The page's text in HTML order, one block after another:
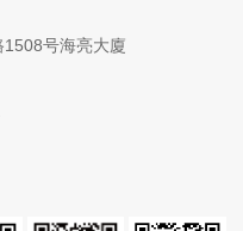
号海亮大廈